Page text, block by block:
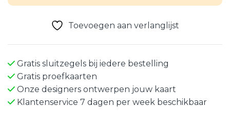
Toevoegen aan verlanglijst
Gratis sluitzegels bij iedere bestelling
Gratis proefkaarten
Onze designers ontwerpen jouw kaart
Klantenservice 7 dagen per week beschikbaar